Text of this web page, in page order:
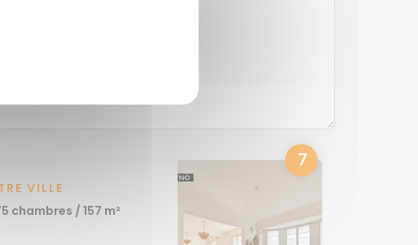
VILLE
5 chambres / 157 m²
7